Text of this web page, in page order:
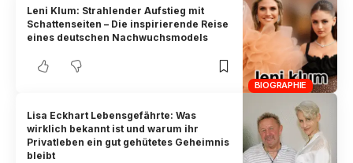
BIOGRAPHIE
Leni Klum: Strahlender Aufstieg mit
Schattenseiten – Die inspirierende Reise
eines deutschen Nachwuchsmodels
Lisa Eckhart Lebensgefährte: Was
wirklich bekannt ist und warum ihr
Privatleben ein gut gehütetes Geheimnis
bleibt